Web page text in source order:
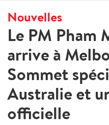
Nouvelles
Le PM Pham
arrive à
Sommet
Australie et
officielle